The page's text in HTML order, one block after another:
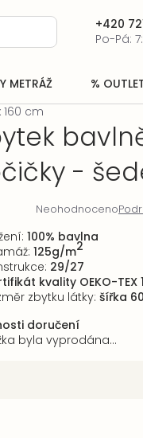
+420
Po-Pá:
METRÁŽ %
cm
-
Neohodnoceno
doručení
byla vyprodána…
100% bavlna
125g/m2
29/27
kvality OEKO-TEX
zbytku látky: šířka